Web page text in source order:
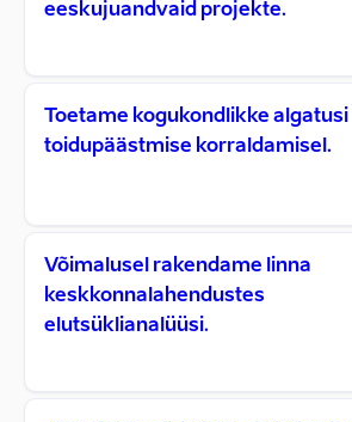
eeskujuandvaid projekte.
Toetame kogukondlikke algatusi
toidupäästmise korraldamisel.
Võimalusel rakendame linna
keskkonnalahendustes
elutsüklianalüüsi.